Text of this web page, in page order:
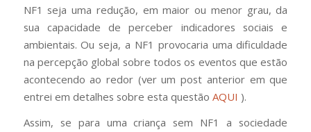
NF1 seja uma redução, em maior ou menor grau, da
sua capacidade de perceber indicadores sociais e
ambientais. Ou seja, a NF1 provocaria uma dificuldade
na percepção global sobre todos os eventos que estão
acontecendo ao redor (ver um post anterior em que
entrei em detalhes sobre esta questão AQUI ).
Assim, se para uma criança sem NF1 a sociedade